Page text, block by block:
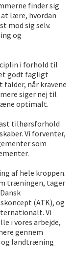
finder sig
lære, hvordan
mod sig selv.
og
i forhold til
et godt fagligt
falder, når kravene
siger nej til
optimalt.
tilhørsforhold
Vi forventer,
som
af hele kroppen.
træningen, tager
(ATK), og
Vi
i vores arbejde,
gennem
og landtræning